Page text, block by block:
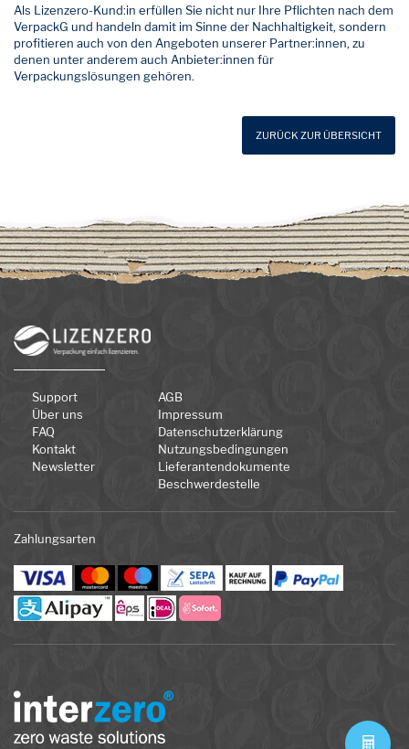
Als Lizenzero-Kund:in erfüllen Sie nicht nur Ihre Pflichten nach dem
VerpackG und handeln damit im Sinne der Nachhaltigkeit, sondern
profitieren auch von den Angeboten unserer Partner:innen, zu
denen unter anderem auch Anbieter:innen für
Verpackungslösungen gehören.
ZURÜCK ZUR ÜBERSICHT
Support
Über uns
FAQ
Kontakt
Newsletter
AGB
Impressum
Datenschutzerklärung
Nutzungsbedingungen
Lieferantendokumente
Beschwerdestelle
Zahlungsarten